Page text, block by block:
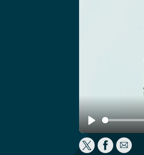
Play